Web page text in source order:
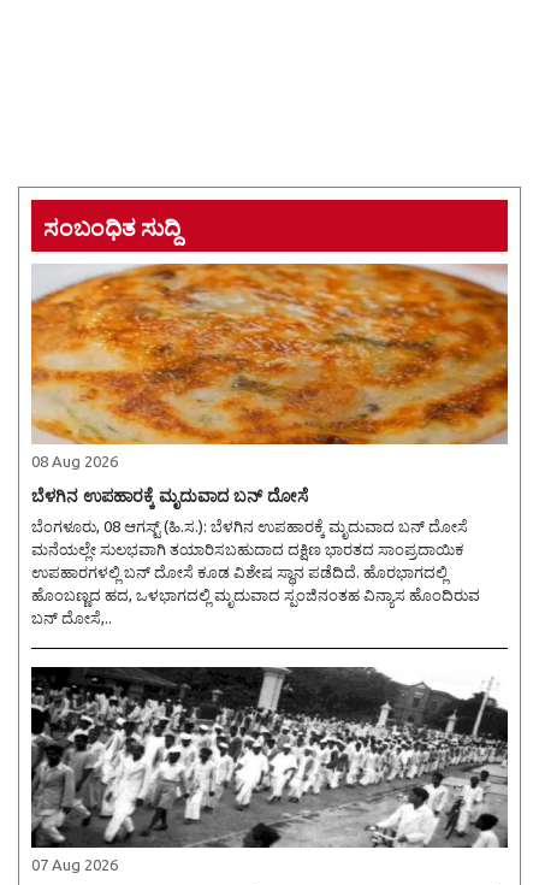
ಸಂಬಂಧಿತ ಸುದ್ದಿ
08 Aug 2026
ಬೆಳಗಿನ ಉಪಹಾರಕ್ಕೆ ಮೃದುವಾದ ಬನ್ ದೋಸೆ
ಬೆಂಗಳೂರು, 08 ಆಗಸ್ಟ್ (ಹಿ.ಸ.): ಬೆಳಗಿನ ಉಪಹಾರಕ್ಕೆ ಮೃದುವಾದ ಬನ್ ದೋಸೆ
ಮನೆಯಲ್ಲೇ ಸುಲಭವಾಗಿ ತಯಾರಿಸಬಹುದಾದ ದಕ್ಷಿಣ ಭಾರತದ ಸಾಂಪ್ರದಾಯಿಕ
ಉಪಹಾರಗಳಲ್ಲಿ ಬನ್ ದೋಸೆ ಕೂಡ ವಿಶೇಷ ಸ್ಥಾನ ಪಡೆದಿದೆ. ಹೊರಭಾಗದಲ್ಲಿ
ಹೊಂಬಣ್ಣದ ಹದ, ಒಳಭಾಗದಲ್ಲಿ ಮೃದುವಾದ ಸ್ಪಂಜಿನಂತಹ ವಿನ್ಯಾಸ ಹೊಂದಿರುವ
ಬನ್ ದೋಸೆ,..
07 Aug 2026